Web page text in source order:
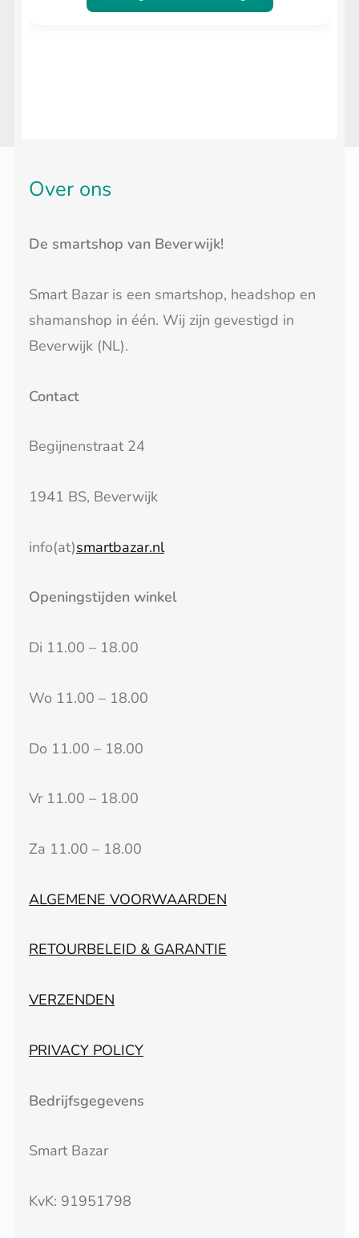
Over ons
De smartshop van Beverwijk!
Smart Bazar is een smartshop, headshop en
shamanshop in één. Wij zijn gevestigd in
Beverwijk (NL).
Contact
Begijnenstraat 24
1941 BS, Beverwijk
info(at)smartbazar.nl
Openingstijden winkel
Di 11.00 – 18.00
Wo 11.00 – 18.00
Do 11.00 – 18.00
Vr 11.00 – 18.00
Za 11.00 – 18.00
ALGEMENE VOORWAARDEN
RETOURBELEID & GARANTIE
VERZENDEN
PRIVACY POLICY
Bedrijfsgegevens
Smart Bazar
KvK: 91951798